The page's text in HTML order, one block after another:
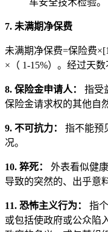
7. 未满期净保费
未满期净保费=保险费
×（ 1-15%）。经过天
8. 保险金申请人：
指受
保险金请求权的其他自
9. 不可抗力：
指不能预
况。
10. 猝死：
外表看似健
导致的突然的、出乎意
11. 恐怖主义行为：
指
或包括使政府或公众陷